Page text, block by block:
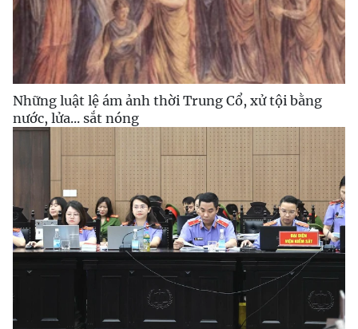
Những luật lệ ám ảnh thời Trung Cổ, xử tội bằng
nước, lửa... sắt nóng